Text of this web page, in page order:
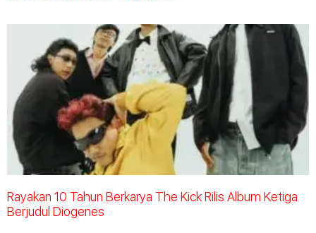
Rayakan 10 Tahun Berkarya The Kick Rilis Album Ketiga
Berjudul Diogenes